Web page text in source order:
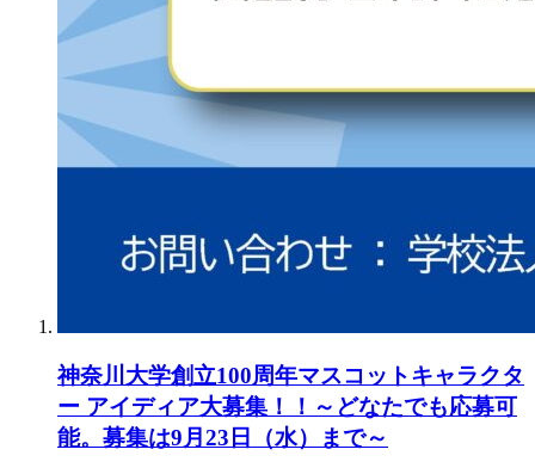
神奈川大学創立100周年マスコットキャラクタ
ー アイディア大募集！！～どなたでも応募可
能。募集は9月23日（水）まで～